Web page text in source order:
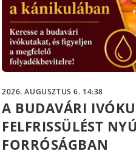
2026. AUGUSZTUS 6. 14:38
A BUDAVÁRI
FELFRISSÜLÉST
FORRÓSÁGBAN